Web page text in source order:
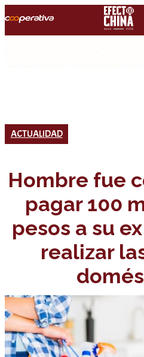
ACTUALIDAD
Hombre fue
pagar 100
pesos a su
realizar